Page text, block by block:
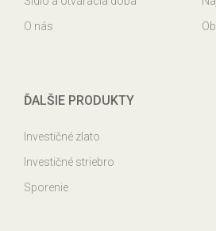
O nás
ĎALŠIE PRODUKTY
Investičné zlato
Investičné striebro
Sporenie